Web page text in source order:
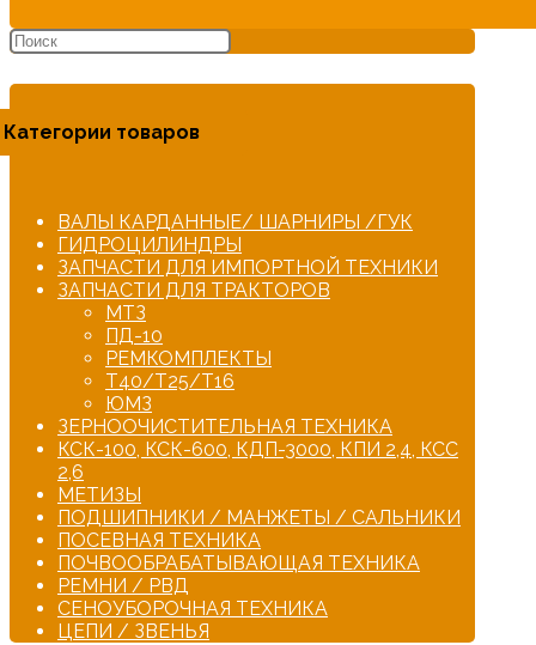
Категории товаров
ВАЛЫ КАРДАННЫЕ/ ШАРНИРЫ /ГУК
ГИДРОЦИЛИНДРЫ
ЗАПЧАСТИ ДЛЯ ИМПОРТНОЙ ТЕХНИКИ
ЗАПЧАСТИ ДЛЯ ТРАКТОРОВ
МТЗ
ПД-10
РЕМКОМПЛЕКТЫ
Т40/Т25/Т16
ЮМЗ
ЗЕРНООЧИСТИТЕЛЬНАЯ ТЕХНИКА
КСК-100, КСК-600, КДП-3000, КПИ 2,4, КСС
2,6
МЕТИЗЫ
ПОДШИПНИКИ / МАНЖЕТЫ / САЛЬНИКИ
ПОСЕВНАЯ ТЕХНИКА
ПОЧВООБРАБАТЫВАЮЩАЯ ТЕХНИКА
РЕМНИ / РВД
СЕНОУБОРОЧНАЯ ТЕХНИКА
ЦЕПИ / ЗВЕНЬЯ